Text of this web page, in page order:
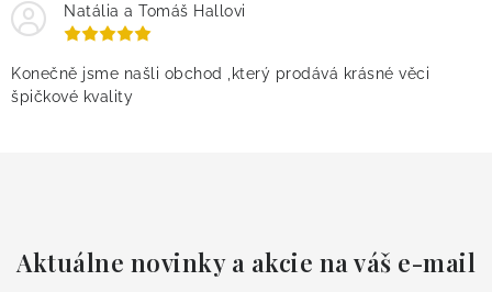
Natália a Tomáš Hallovi
Konečně jsme našli obchod ,který prodává krásné věci
špičkové kvality
Aktuálne novinky a akcie na váš e-mail